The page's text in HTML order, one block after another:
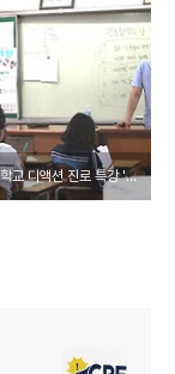
서울 신도림중학교 디액션 진로 특강 '미디어창업' (20140717)